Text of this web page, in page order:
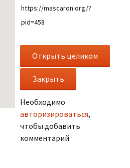
https://mascaron.org/?
pid=458
Необходимо
авторизироваться,
чтобы добавить
комментарий